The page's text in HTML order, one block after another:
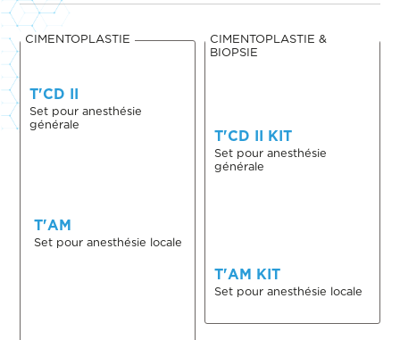
CIMENTOPLASTIE
T'CD II
Set pour anesthésie
générale
T'AM
Set pour anesthésie locale
CIMENTOPLASTIE &
BIOPSIE
T'CD II KIT
Set pour anesthésie
générale
T'AM KIT
Set pour anesthésie locale